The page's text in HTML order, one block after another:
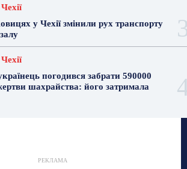
у Чехії змінили рух транспорту
погодився забрати 590000
шахрайства: його затримала
РЕКЛАМА